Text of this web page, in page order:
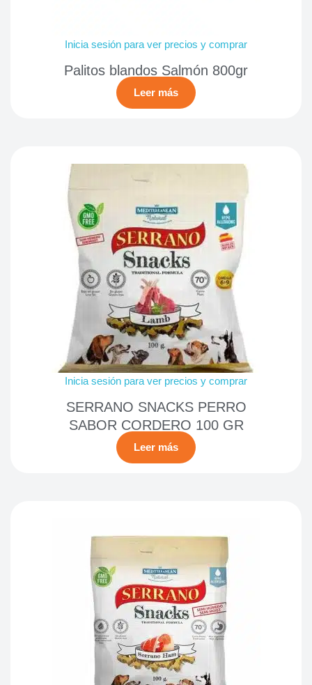
Inicia sesión para ver precios y comprar
Palitos blandos Salmón 800gr
Leer más
Inicia sesión para ver precios y comprar
SERRANO SNACKS PERRO
SABOR CORDERO 100 GR
Leer más